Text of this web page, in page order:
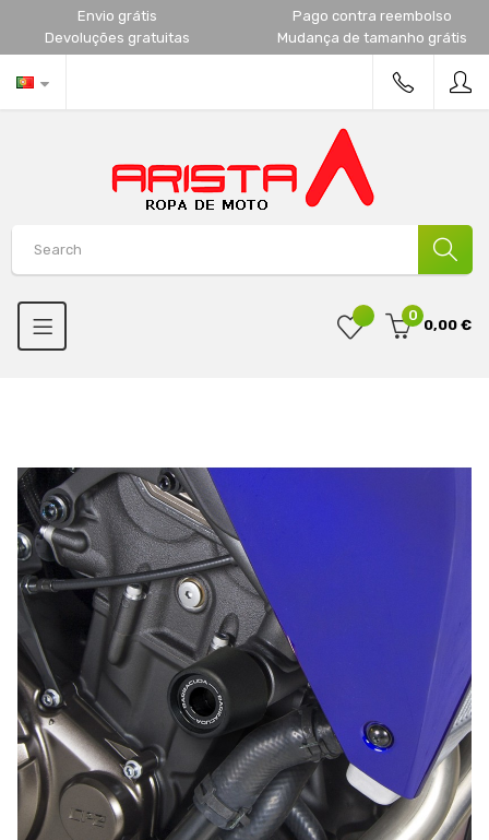
Envio grátis
Pago contra reembolso
Devoluções gratuitas
Mudança de tamanho grátis
0
0,00 €